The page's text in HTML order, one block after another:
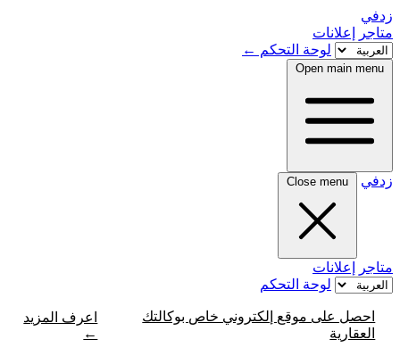
زدفي
متاجر
إعلانات
لوحة التحكم ←
Open main menu
زدفي Close menu
متاجر
إعلانات
لوحة التحكم
احصل على موقع إلكتروني خاص بوكالتك
العقارية
اعرف المزيد
←